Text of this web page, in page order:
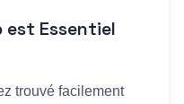
est Essentiel
trouvé facilement